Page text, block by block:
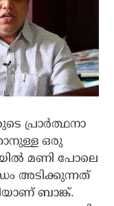
പ്രാര്‍ത്ഥനാ
ഒരു
മണി പോലെ
അടിക്കുന്നത്
ബാങ്ക്.